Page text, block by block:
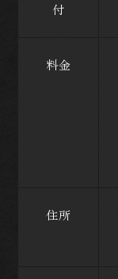
付
料金
住所